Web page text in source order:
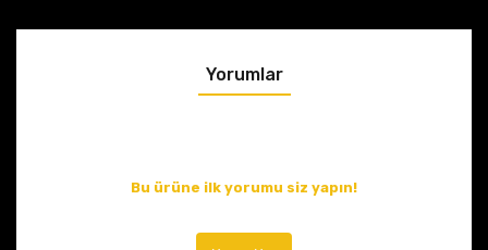
Yorumlar
Bu ürüne ilk yorumu siz yapın!